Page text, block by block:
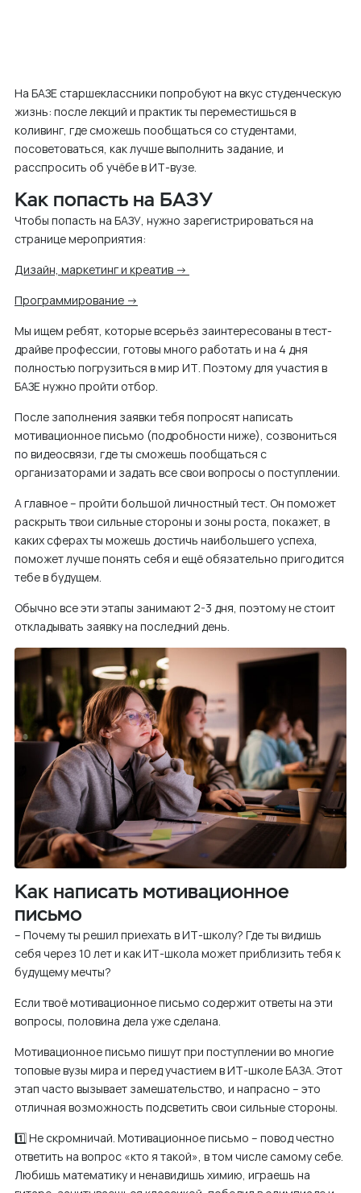
На БАЗЕ старшеклассники попробуют на вкус студенческую
жизнь: после лекций и практик ты переместишься в
коливинг, где сможешь пообщаться со студентами,
посоветоваться, как лучше выполнить задание, и
расспросить об учёбе в ИТ-вузе.
Как попасть на БАЗУ
Чтобы попасть на БАЗУ, нужно зарегистрироваться на
странице мероприятия:
Дизайн, маркетинг и креатив →
Программирование →
Мы ищем ребят, которые всерьёз заинтересованы в тест-
драйве профессии, готовы много работать и на 4 дня
полностью погрузиться в мир ИТ. Поэтому для участия в
БАЗЕ нужно пройти отбор.
После заполнения заявки тебя попросят написать
мотивационное письмо (подробности ниже), созвониться
по видеосвязи, где ты сможешь пообщаться с
организаторами и задать все свои вопросы о поступлении.
А главное – пройти большой личностный тест. Он поможет
раскрыть твои сильные стороны и зоны роста, покажет, в
каких сферах ты можешь достичь наибольшего успеха,
поможет лучше понять себя и ещё обязательно пригодится
тебе в будущем.
Обычно все эти этапы занимают 2-3 дня, поэтому не стоит
откладывать заявку на последний день.
Как написать мотивационное
письмо
– Почему ты решил приехать в ИТ-школу? Где ты видишь
себя через 10 лет и как ИТ-школа может приблизить тебя к
будущему мечты?
Если твоё мотивационное письмо содержит ответы на эти
вопросы, половина дела уже сделана.
Мотивационное письмо пишут при поступлении во многие
топовые вузы мира и перед участием в ИТ-школе БАЗА. Этот
этап часто вызывает замешательство, и напрасно – это
отличная возможность подсветить свои сильные стороны.
1️⃣ Не скромничай. Мотивационное письмо – повод честно
ответить на вопрос «кто я такой», в том числе самому себе.
Любишь математику и ненавидишь химию, играешь на